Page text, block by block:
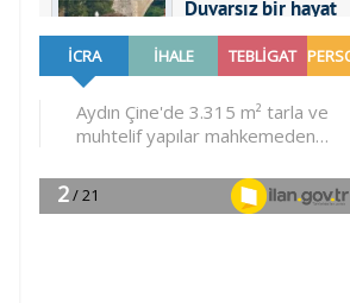
Duvarsız bir hayat
Furkan SARICA
GÜNDEMDE NELER
OLMALI?